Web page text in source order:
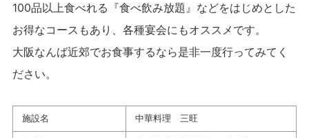
100品以上食べれる『食べ飲み放題』などをはじめとした
お得なコースもあり、各種宴会にもオススメです。
大阪なんば近郊でお食事するなら是非一度行ってみてく
ださい。
施設名 中華料理 三旺